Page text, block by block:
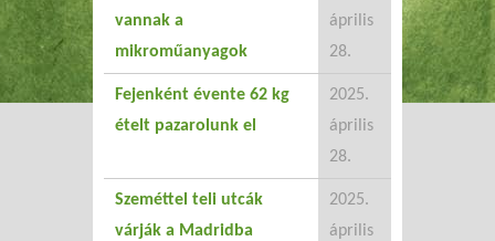
vannak a
mikroműanyagok
április
28.
Fejenként évente 62 kg
ételt pazarolunk el
2025.
április
28.
Szeméttel teli utcák
várják a Madridba
2025.
április